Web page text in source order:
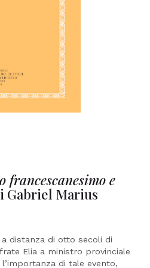
e
Gabriel Marius
distanza di otto secoli di
Elia a ministro provinciale
l’importanza di tale evento,